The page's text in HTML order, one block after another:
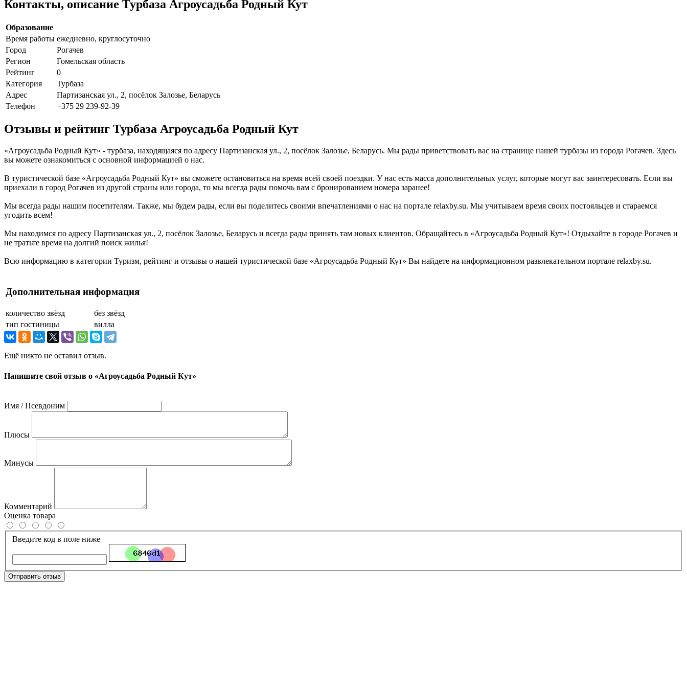
Контакты, описание Турбаза Агроусадьба Родный Кут
Образование
Время работы ежедневно, круглосуточно
Город
Рогачев
Регион
Гомельская область
Рейтинг
0
Категория
Турбаза
Адрес
Партизанская ул., 2, посёлок Залозье, Беларусь
Телефон
+375 29 239-92-39
Отзывы и рейтинг Турбаза Агроусадьба Родный Кут
«Агроусадьба Родный Кут» - турбаза, находящаяся по адресу Партизанская ул., 2, посёлок Залозье, Беларусь. Мы рады приветствовать вас на странице нашей турбазы из города Рогачев. Здесь
вы можете ознакомиться с основной информацией о нас.
В туристической базе «Агроусадьба Родный Кут» вы сможете остановиться на время всей своей поездки. У нас есть масса дополнительных услуг, которые могут вас заинтересовать. Если вы
приехали в город Рогачев из другой страны или города, то мы всегда рады помочь вам с бронированием номера заранее!
Мы всегда рады нашим посетителям. Также, мы будем рады, если вы поделитесь своими впечатлениями о нас на портале relaxby.su. Мы учитываем время своих постояльцев и стараемся
угодить всем!
Мы находимся по адресу Партизанская ул., 2, посёлок Залозье, Беларусь и всегда рады принять там новых клиентов. Обращайтесь в «Агроусадьба Родный Кут»! Отдыхайте в городе Рогачев и
не тратьте время на долгий поиск жилья!
Всю информацию в категории Туризм, рейтинг и отзывы о нашей туристической базе «Агроусадьба Родный Кут» Вы найдете на информационном развлекательном портале relaxby.su.
Дополнительная информация
количество звёзд
без звёзд
тип гостиницы
вилла
Ещё никто не оставил отзыв.
Напишите свой отзыв о «Агроусадьба Родный Кут»
Имя / Псевдоним
Плюсы
Минусы
Комментарий
Оценка товара
Введите код в поле ниже
Отправить отзыв